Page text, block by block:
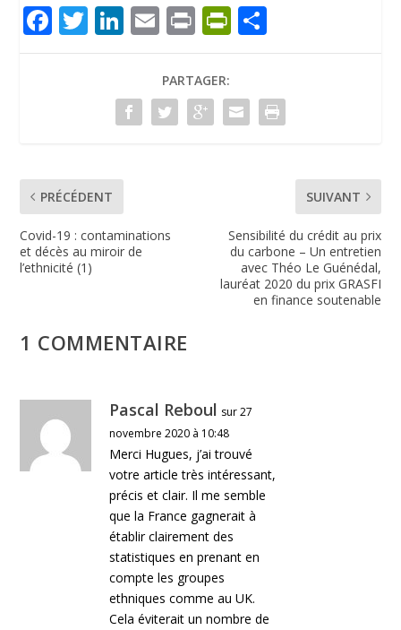
F
ac
k
T
w
er
Li
n
e
dI
E
m
ai
l
Pr
in
t
Pr
in
ri
e
y
ar
g
er
PARTAGER:
PRÉCÉDENT
Covid-19 : contaminations
et décès au miroir de
l’ethnicité (1)
SUIVANT
Sensibilité du crédit au prix
du carbone – Un entretien
avec Théo Le Guénédal,
lauréat 2020 du prix GRASFI
en finance soutenable
1 COMMENTAIRE
Pascal Reboul sur 27
novembre 2020 à 10:48
Merci Hugues, j’ai trouvé
votre article très intéressant,
précis et clair. Il me semble
que la France gagnerait à
établir clairement des
statistiques en prenant en
compte les groupes
ethniques comme au UK.
Cela éviterait un nombre de